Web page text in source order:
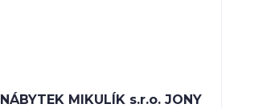
NÁBYTEK MIKULÍK s.r.o. JONY